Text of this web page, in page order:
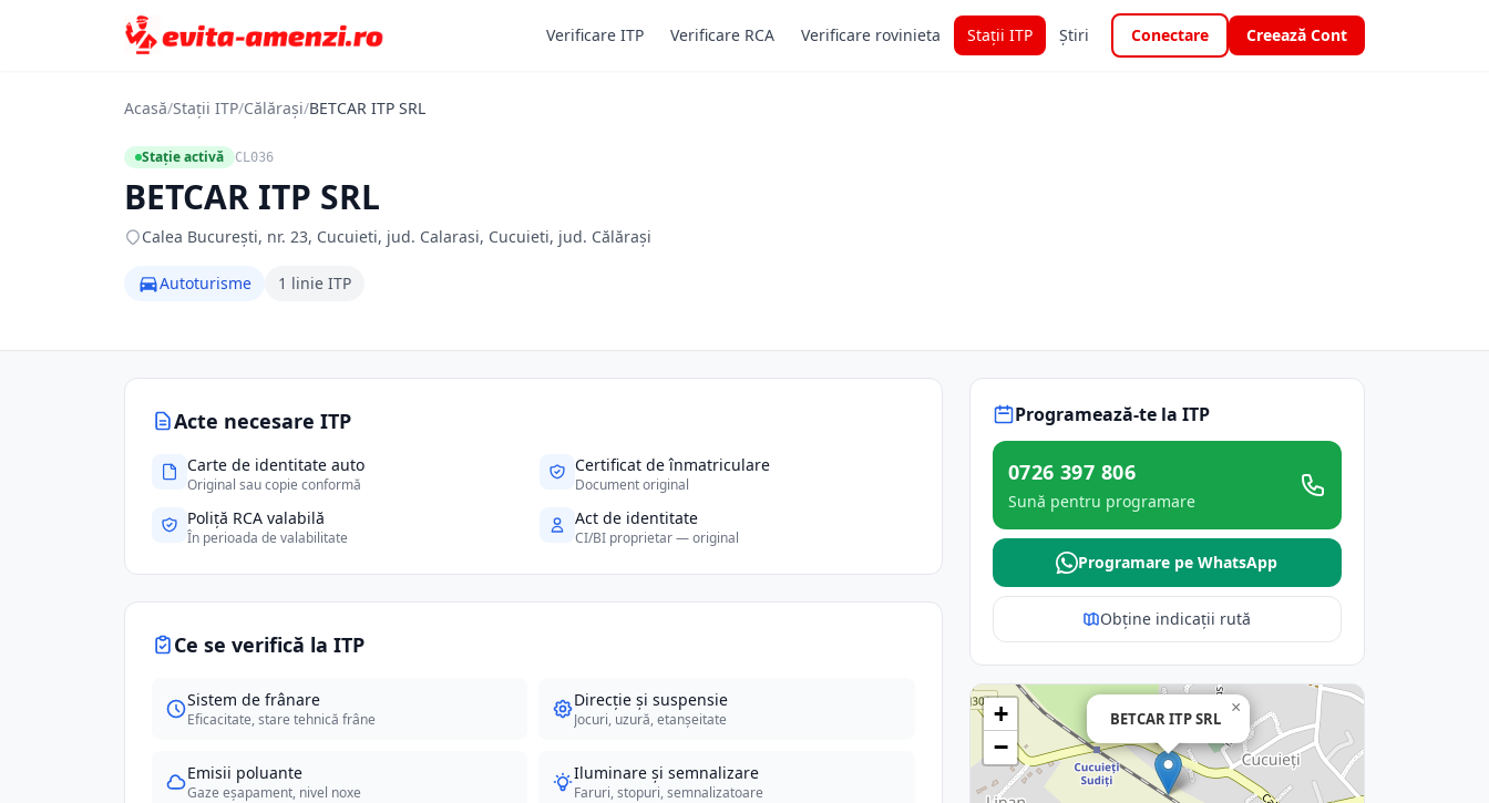
Verificare ITP Verificare RCA Verificare rovinieta Stații ITP Știri Conectare Creează Cont
Acasă/Stații ITP/Călărași/BETCAR ITP SRL
Stație activă CL036
BETCAR ITP SRL
Calea Bucureşti, nr. 23, Cucuieti, jud. Calarasi, Cucuieti, jud. Călărași
Autoturisme 1 linie ITP
Acte necesare ITP
Carte de identitate auto
Original sau copie conformă
Certificat de înmatriculare
Document original
Poliță RCA valabilă
În perioada de valabilitate
Act de identitate
CI/BI proprietar — original
Ce se verifică la ITP
Sistem de frânare
Eficacitate, stare tehnică frâne
Direcție și suspensie
Jocuri, uzură, etanșeitate
Emisii poluante
Gaze eșapament, nivel noxe
Iluminare și semnalizare
Faruri, stopuri, semnalizatoare
Programează-te la ITP
0726 397 806
Sună pentru programare
Programare pe WhatsApp
Obține indicații rută
BETCAR ITP SRL
×
+
−